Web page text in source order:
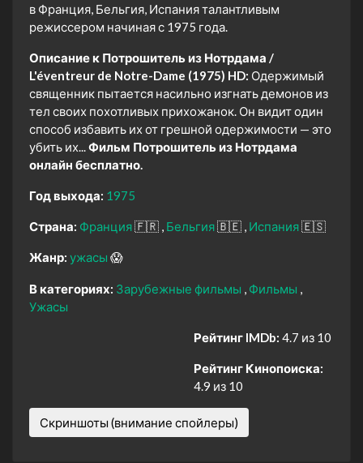
в Франция, Бельгия, Испания талантливым
режиссером начиная с 1975 года.
Описание к Потрошитель из Нотрдама /
L'éventreur de Notre-Dame (1975) HD: Одержимый
священник пытается насильно изгнать демонов из
тел своих похотливых прихожанок. Он видит один
способ избавить их от грешной одержимости — это
убить их... Фильм Потрошитель из Нотрдама
онлайн бесплатно.
Год выхода: 1975
Страна: Франция🇫🇷 Бельгия🇧🇪 Испания🇪🇸
Жанр: ужасы 😱
В категориях: Зарубежные фильмы
Фильмы
Ужасы
Рейтинг IMDb: 4.7 из 10
Рейтинг Кинопоиска:
4.9 из 10
Скриншоты (внимание спойлеры)